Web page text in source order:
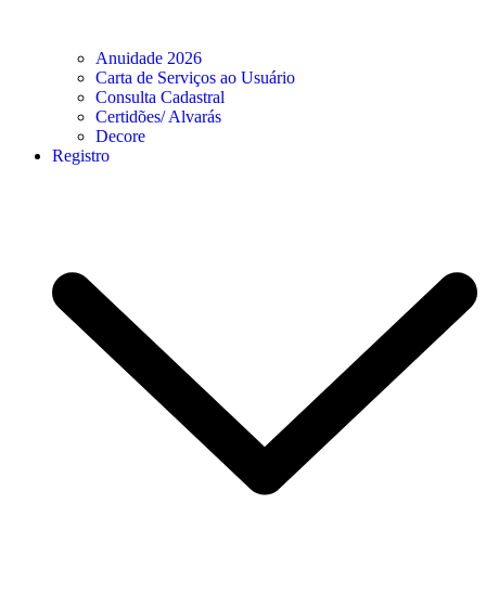
Anuidade 2026
Carta de Serviços ao Usuário
Consulta Cadastral
Certidões/ Alvarás
Decore
Registro